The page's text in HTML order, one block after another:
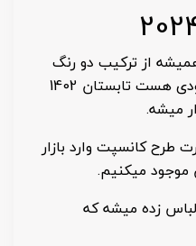
از ترکیب دو رنگ
آبی اناری با خطوط راه راه عمودی هست تابستان 1402
میشه.
طرح کانسپت وارد بازار
موجود میکنیم.
زده میشه که